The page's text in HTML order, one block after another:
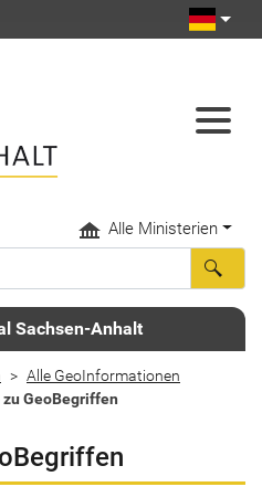
Alle Ministerien
Sachsen-Anhalt
Alle GeoInformationen
GeoBegriffen